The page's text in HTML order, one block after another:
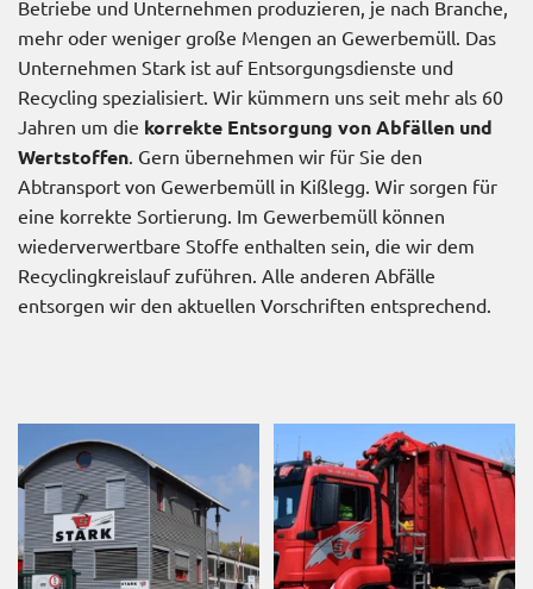
Betriebe und Unternehmen produzieren, je nach Branche,
mehr oder weniger große Mengen an Gewerbemüll. Das
Unternehmen Stark ist auf Entsorgungsdienste und
Recycling spezialisiert. Wir kümmern uns seit mehr als 60
Jahren um die korrekte Entsorgung von Abfällen und
Wertstoffen. Gern übernehmen wir für Sie den
Abtransport von Gewerbemüll in Kißlegg. Wir sorgen für
eine korrekte Sortierung. Im Gewerbemüll können
wiederverwertbare Stoffe enthalten sein, die wir dem
Recyclingkreislauf zuführen. Alle anderen Abfälle
entsorgen wir den aktuellen Vorschriften entsprechend.